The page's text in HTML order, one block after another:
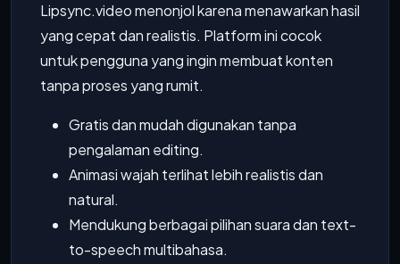
Lipsync.video menonjol karena menawarkan hasil
yang cepat dan realistis. Platform ini cocok
untuk pengguna yang ingin membuat konten
tanpa proses yang rumit.
Gratis dan mudah digunakan tanpa
pengalaman editing.
Animasi wajah terlihat lebih realistis dan
natural.
Mendukung berbagai pilihan suara dan text-
to-speech multibahasa.